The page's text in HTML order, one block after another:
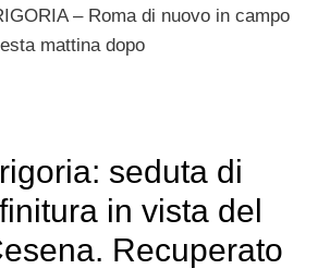
– Roma di nuovo in campo
mattina dopo
seduta di
in vista del
Recuperato